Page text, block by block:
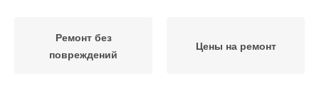
Ремонт без
повреждений
Цены на ремонт